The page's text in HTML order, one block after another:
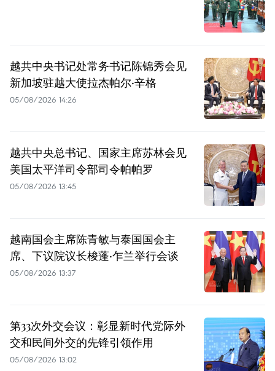
越共中央书记处常务书记陈锦秀会见
新加坡驻越大使拉杰帕尔·辛格
05/08/2026 14:26
越共中央总书记、国家主席苏林会见
美国太平洋司令部司令帕帕罗
05/08/2026 13:45
越南国会主席陈青敏与泰国国会主
席、下议院议长梭蓬·乍兰举行会谈
05/08/2026 13:37
第33次外交会议：彰显新时代党际外
交和民间外交的先锋引领作用
05/08/2026 13:02